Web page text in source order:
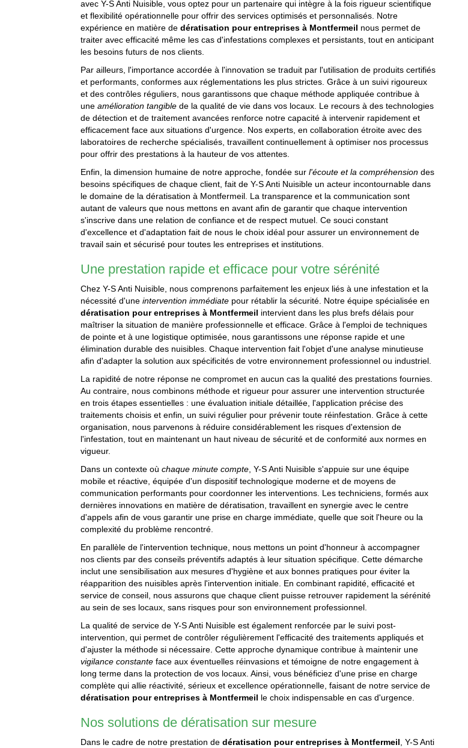
avec Y-S Anti Nuisible, vous optez pour un partenaire qui intègre à la fois rigueur scientifique
et flexibilité opérationnelle pour offrir des services optimisés et personnalisés. Notre
expérience en matière dedératisation pour entreprises à Montfermeil nous permet de
traiter avec efficacité même les cas d'infestations complexes et persistants, tout en anticipant
les besoins futurs de nos clients.
Par ailleurs, l'importance accordée à l'innovation se traduit par l'utilisation de produits certifiés
et performants, conformes aux réglementations les plus strictes. Grâce à un suivi rigoureux
et des contrôles réguliers, nous garantissons que chaque méthode appliquée contribue à
uneamélioration tangible de la qualité de vie dans vos locaux. Le recours à des technologies
de détection et de traitement avancées renforce notre capacité à intervenir rapidement et
efficacement face aux situations d'urgence. Nos experts, en collaboration étroite avec des
laboratoires de recherche spécialisés, travaillent continuellement à optimiser nos processus
pour offrir des prestations à la hauteur de vos attentes.
Enfin, la dimension humaine de notre approche, fondée surl'écoute et la compréhension des
besoins spécifiques de chaque client, fait de Y-S Anti Nuisible un acteur incontournable dans
le domaine de la dératisation à Montfermeil. La transparence et la communication sont
autant de valeurs que nous mettons en avant afin de garantir que chaque intervention
s'inscrive dans une relation de confiance et de respect mutuel. Ce souci constant
d'excellence et d'adaptation fait de nous le choix idéal pour assurer un environnement de
travail sain et sécurisé pour toutes les entreprises et institutions.
Une prestation rapide et efficace pour votre sérénité
Chez Y-S Anti Nuisible, nous comprenons parfaitement les enjeux liés à une infestation et la
nécessité d'uneintervention immédiate pour rétablir la sécurité. Notre équipe spécialisée en
dératisation pour entreprises à Montfermeil intervient dans les plus brefs délais pour
maîtriser la situation de manière professionnelle et efficace. Grâce à l'emploi de techniques
de pointe et à une logistique optimisée, nous garantissons une réponse rapide et une
élimination durable des nuisibles. Chaque intervention fait l'objet d'une analyse minutieuse
afin d'adapter la solution aux spécificités de votre environnement professionnel ou industriel.
La rapidité de notre réponse ne compromet en aucun cas la qualité des prestations fournies.
Au contraire, nous combinons méthode et rigueur pour assurer une intervention structurée
en trois étapes essentielles : une évaluation initiale détaillée, l'application précise des
traitements choisis et enfin, un suivi régulier pour prévenir toute réinfestation. Grâce à cette
organisation, nous parvenons à réduire considérablement les risques d'extension de
l'infestation, tout en maintenant un haut niveau de sécurité et de conformité aux normes en
vigueur.
Dans un contexte oùchaque minute compte, Y-S Anti Nuisible s'appuie sur une équipe
mobile et réactive, équipée d'un dispositif technologique moderne et de moyens de
communication performants pour coordonner les interventions. Les techniciens, formés aux
dernières innovations en matière de dératisation, travaillent en synergie avec le centre
d'appels afin de vous garantir une prise en charge immédiate, quelle que soit l'heure ou la
complexité du problème rencontré.
En parallèle de l'intervention technique, nous mettons un point d'honneur à accompagner
nos clients par des conseils préventifs adaptés à leur situation spécifique. Cette démarche
inclut une sensibilisation aux mesures d'hygiène et aux bonnes pratiques pour éviter la
réapparition des nuisibles après l'intervention initiale. En combinant rapidité, efficacité et
service de conseil, nous assurons que chaque client puisse retrouver rapidement la sérénité
au sein de ses locaux, sans risques pour son environnement professionnel.
La qualité de service de Y-S Anti Nuisible est également renforcée par le suivi post-
intervention, qui permet de contrôler régulièrement l'efficacité des traitements appliqués et
d'ajuster la méthode si nécessaire. Cette approche dynamique contribue à maintenir une
vigilance constante face aux éventuelles réinvasions et témoigne de notre engagement à
long terme dans la protection de vos locaux. Ainsi, vous bénéficiez d'une prise en charge
complète qui allie réactivité, sérieux et excellence opérationnelle, faisant de notre service de
dératisation pour entreprises à Montfermeil le choix indispensable en cas d'urgence.
Nos solutions de dératisation sur mesure
Dans le cadre de notre prestation dedératisation pour entreprises à Montfermeil, Y-S Anti